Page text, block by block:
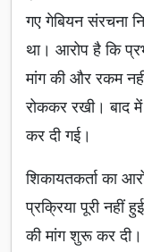
गए गेबियन संरचना
था। आरोप है कि
मांग की और रकम
रोककर रखी। बाद
कर दी गई।
शिकायतकर्ता का
प्रक्रिया पूरी नहीं
की मांग शुरू कर दी।